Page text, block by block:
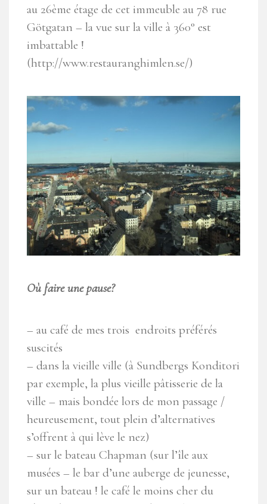
au 26ème étage de cet immeuble au 78 rue
Götgatan – la vue sur la ville à 360° est
imbattable !
(http://www.restauranghimlen.se/)
Où faire une pause?
– au café de mes trois endroits préférés
suscités
– dans la vieille ville (à Sundbergs Konditori
par exemple, la plus vieille pâtisserie de la
ville – mais bondée lors de mon passage /
heureusement, tout plein d’alternatives
s’offrent à qui lève le nez)
– sur le bateau Chapman (sur l’île aux
musées – le bar d’une auberge de jeunesse,
sur un bateau ! le café le moins cher du